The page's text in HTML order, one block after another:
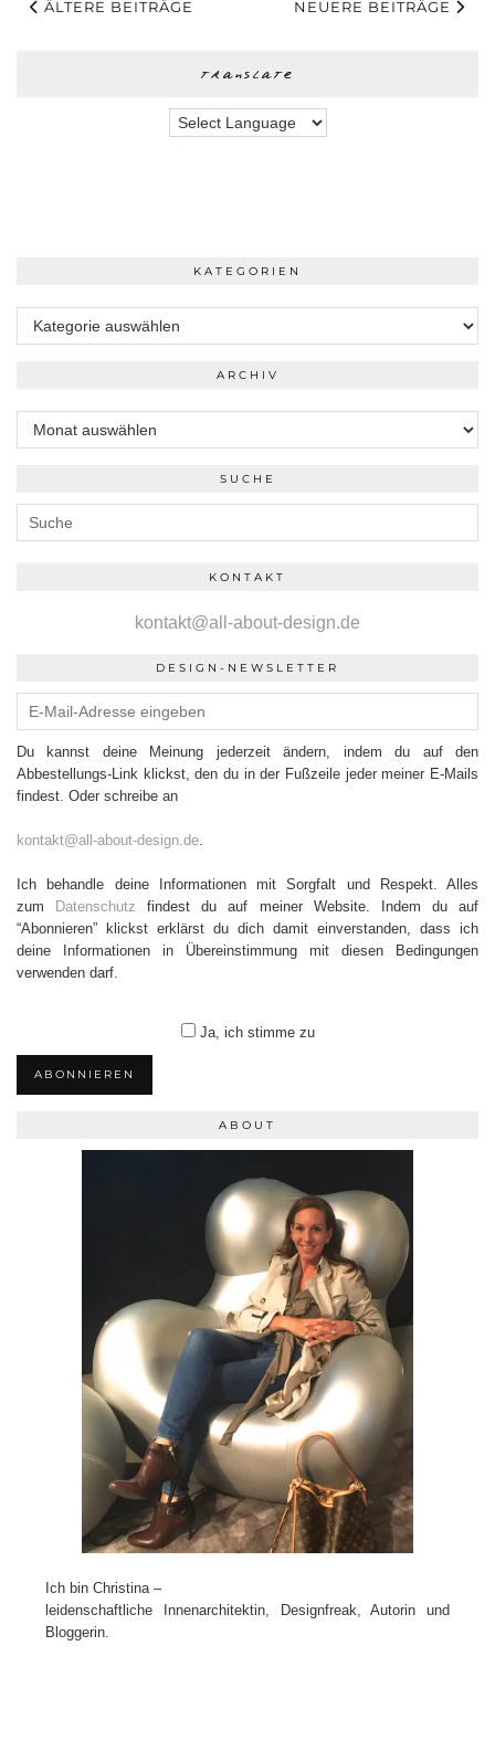
ÄLTERE BEITRÄGE NEUERE BEITRÄGE
translate
KATEGORIEN
Kategorien
ARCHIV
Archiv
SUCHE
KONTAKT
kontakt@all-about-design.de
DESIGN-NEWSLETTER
Du kannst deine Meinung jederzeit ändern, indem du auf den
Abbestellungs-Link klickst, den du in der Fußzeile jeder meiner E-Mails
findest. Oder schreibe an
kontakt@all-about-design.de.
Ich behandle deine Informationen mit Sorgfalt und Respekt. Alles
zum
Datenschutz findest du auf meiner Website. Indem du auf
“Abonnieren” klickst erklärst du dich damit einverstanden, dass ich
deine Informationen in Übereinstimmung mit diesen Bedingungen
verwenden darf.
Ja, ich stimme zu
ABONNIEREN
ABOUT
Ich bin Christina –
leidenschaftliche Innenarchitektin, Designfreak, Autorin und
Bloggerin.